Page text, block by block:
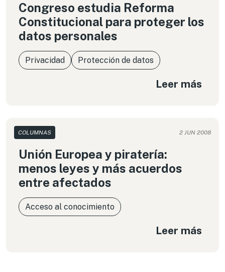
Congreso estudia Reforma
Constitucional para proteger los
datos personales
Privacidad Protección de datos
Leer más
COLUMNAS 2 JUN 2008
Unión Europea y piratería:
menos leyes y más acuerdos
entre afectados
Acceso al conocimiento
Leer más